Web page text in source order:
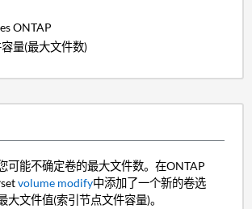
ONTAP
量(最大文件数)
可能不确定卷的最大文件数。在ONTAP
volume modify中添加了一个新的卷选
大文件值(索引节点文件容量)。